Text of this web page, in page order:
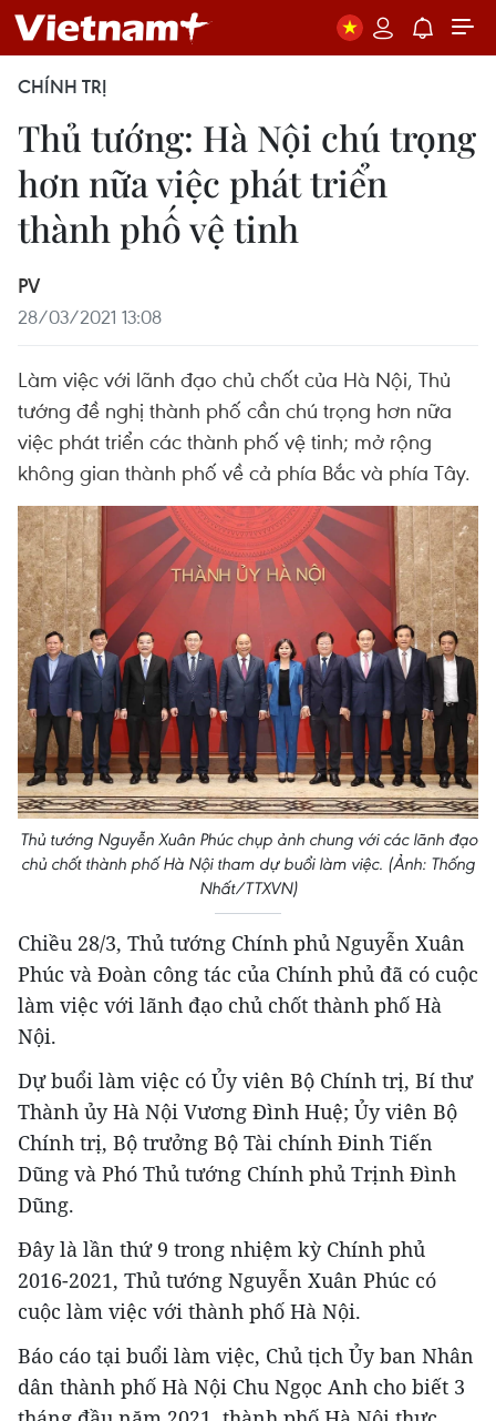
CHÍNH TRỊ
Thủ tướng: Hà Nội chú trọng
hơn nữa việc phát triển
thành phố vệ tinh
PV
28/03/2021 13:08
Làm việc với lãnh đạo chủ chốt của Hà Nội, Thủ
tướng đề nghị thành phố cần chú trọng hơn nữa
việc phát triển các thành phố vệ tinh; mở rộng
không gian thành phố về cả phía Bắc và phía Tây.
Thủ tướng Nguyễn Xuân Phúc chụp ảnh chung với các lãnh đạo
chủ chốt thành phố Hà Nội tham dự buổi làm việc. (Ảnh: Thống
Nhất/TTXVN)
Chiều 28/3, Thủ tướng Chính phủ Nguyễn Xuân
Phúc và Đoàn công tác của Chính phủ đã có cuộc
làm việc với lãnh đạo chủ chốt thành phố Hà
Nội.
Dự buổi làm việc có Ủy viên Bộ Chính trị, Bí thư
Thành ủy Hà Nội Vương Đình Huệ; Ủy viên Bộ
Chính trị, Bộ trưởng Bộ Tài chính Đinh Tiến
Dũng và Phó Thủ tướng Chính phủ Trịnh Đình
Dũng.
Đây là lần thứ 9 trong nhiệm kỳ Chính phủ
2016-2021, Thủ tướng Nguyễn Xuân Phúc có
cuộc làm việc với thành phố Hà Nội.
Báo cáo tại buổi làm việc, Chủ tịch Ủy ban Nhân
dân thành phố Hà Nội Chu Ngọc Anh cho biết 3